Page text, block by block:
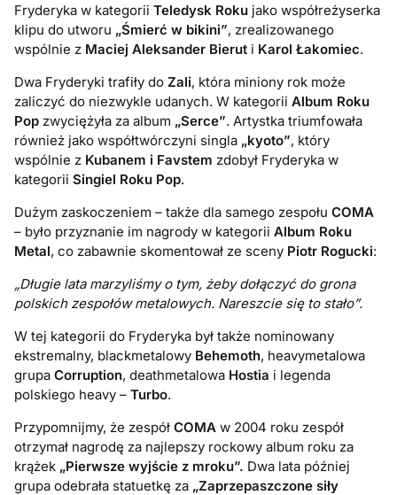
Fryderyka w kategoriiTeledysk Roku jako współreżyserka
klipu do utworu „Śmierć w bikini”, zrealizowanego
wspólnie z Maciej Aleksander Bierut i Karol Łakomiec.
Dwa Fryderyki trafiły doZali, która miniony rok może
zaliczyć do niezwykle udanych. W kategoriiAlbum Roku
Pop zwyciężyła za album „Serce”. Artystka triumfowała
również jako współtwórczyni singla „kyoto”, który
wspólnie z Kubanem i Favstem zdobył Fryderyka w
kategoriiSingiel Roku Pop.
Dużym zaskoczeniem – także dla samego zespołuCOMA
– było przyznanie im nagrody w kategoriiAlbum Roku
Metal, co zabawnie skomentował ze sceny Piotr Rogucki:
„Długie lata marzyliśmy o tym, żeby dołączyć do grona
polskich zespołów metalowych. Nareszcie się to stało”.
W tej kategorii do Fryderyka był także nominowany
ekstremalny, blackmetalowy Behemoth, heavymetalowa
grupaCorruption, deathmetalowa Hostia i legenda
polskiego heavy –Turbo.
Przypomnijmy, że zespółCOMA w 2004 roku zespół
otrzymał nagrodę za najlepszy rockowy album roku za
krążek „Pierwsze wyjście z mroku”. Dwa lata później
grupa odebrała statuetkę za „Zaprzepaszczone siły